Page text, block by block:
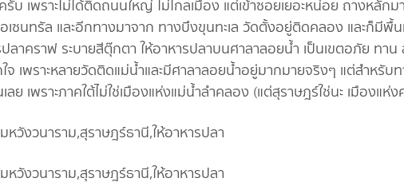
รับ เพราะไม่ได้ติดถนนใหญ่ ไม่ไกลเมือง แต่เข้าซอยเยอะหน่อย ถางหลัก
ซนทรัล และอีกทางมาจาก ทางบึงขุนทะเล วัดตั้งอยู่ติดคลอง และก็มีพื้
ลาคราฟ ระบายสีตุ๊กตา ให้อาหารปลาบนศาลาลอยน้ำ เป็นเขตอภัย ทา
จ เพราะหลายวัดติดแม่น้ำและมีศาลาลอยน้ำอยู่มากมายจริงๆ แต่สำหรับ
ลย เพราะภาคใต้ไม่ใช่เมืองแห่งแม่น้ำลำคลอง (แต่สุราษฎร์ใช่นะ เมืองแห่